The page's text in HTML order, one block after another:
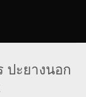
ปะยางนอก